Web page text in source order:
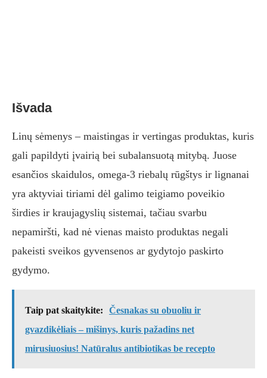
Išvada
Linų sėmenys – maistingas ir vertingas produktas, kuris
gali papildyti įvairią bei subalansuotą mitybą. Juose
esančios skaidulos, omega-3 riebalų rūgštys ir lignanai
yra aktyviai tiriami dėl galimo teigiamo poveikio
širdies ir kraujagyslių sistemai, tačiau svarbu
nepamiršti, kad nė vienas maisto produktas negali
pakeisti sveikos gyvensenos ar gydytojo paskirto
gydymo.
Taip pat skaitykite:
Česnakas su obuoliu ir
gvazdikėliais – mišinys, kuris pažadins net
mirusiuosius! Natūralus antibiotikas be recepto